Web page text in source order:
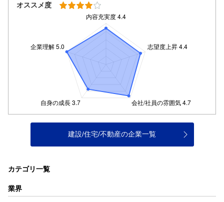
オススメ度
建設/住宅/不動産の企業一覧
カテゴリ一覧
業界